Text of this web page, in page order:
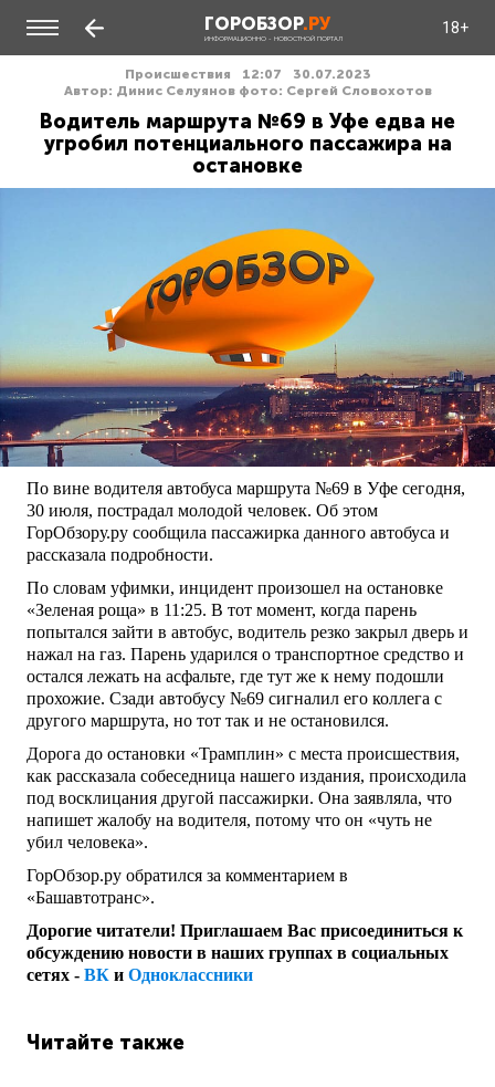
ГОРОБЗОР.РУ
ИНФОРМАЦИОННО - НОВОСТНОЙ ПОРТАЛ
18+
Происшествия 12:07
30.07.2023
Автор: Динис Селуянов фото: Сергей Словохотов
Водитель маршрута №69 в Уфе едва не
угробил потенциального пассажира на
остановке
По вине водителя автобуса маршрута №69 в Уфе сегодня,
30 июля, пострадал молодой человек. Об этом
ГорОбзору.ру сообщила пассажирка данного автобуса и
рассказала подробности.
По словам уфимки, инцидент произошел на остановке
«Зеленая роща» в 11:25. В тот момент, когда парень
попытался зайти в автобус, водитель резко закрыл дверь и
нажал на газ. Парень ударился о транспортное средство и
остался лежать на асфальте, где тут же к нему подошли
прохожие. Сзади автобусу №69 сигналил его коллега с
другого маршрута, но тот так и не остановился.
Дорога до остановки «Трамплин» с места происшествия,
как рассказала собеседница нашего издания, происходила
под восклицания другой пассажирки. Она заявляла, что
напишет жалобу на водителя, потому что он «чуть не
убил человека».
ГорОбзор.ру обратился за комментарием в
«Башавтотранс».
Дорогие читатели! Приглашаем Вас присоединиться к
обсуждению новости в наших группах в социальных
сетях - ВК и Одноклассники
Читайте также